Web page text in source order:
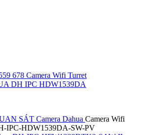
SÁT Camera Dahua Camera Wifi
IPC-HDW1539DA-SW-PV